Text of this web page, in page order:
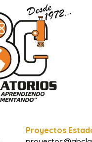
Proyectos